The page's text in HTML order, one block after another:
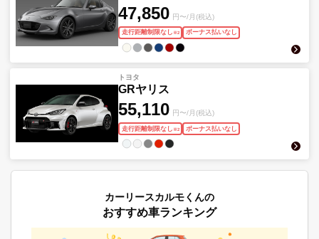
47,850 円〜/月(税込)
走行距離制限なし ※2 ボーナス払いなし
トヨタ
GRヤリス
55,110 円〜/月(税込)
走行距離制限なし ※2 ボーナス払いなし
カーリースカルモくんの
おすすめ車ランキング